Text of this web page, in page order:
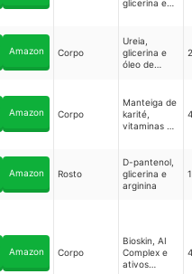
glicerina e
Amazon Corpo
Ureia,
glicerina e
óleo de
Amazon Corpo
Manteiga de
karité,
vitaminas E
niacinamida,
pantenol,
glicerina e
Amazon Rosto
D-pantenol,
glicerina e
arginina
Amazon Corpo
Bioskin, AI
Complex e
ativos